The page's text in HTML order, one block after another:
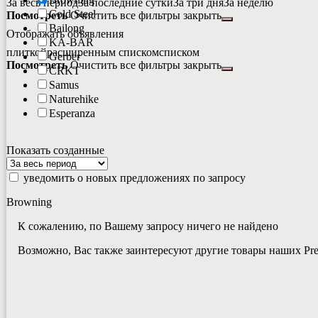
Посмотреть Очистить все фильтры закрыть
Отображать объявления
плиткойрасширенным спискомсписком
Посмотреть Очистить все фильтры закрыть
Cold Steel
Bailong
KA-BAR
Gerber
CRKT
Samus
Naturehike
Esperanza
Показать созданные
уведомить о новых предложениях по запросу
Browning
К сожалению, по Вашему запросу ничего не найдено
Возможно, Вас также заинтересуют другие товары наших